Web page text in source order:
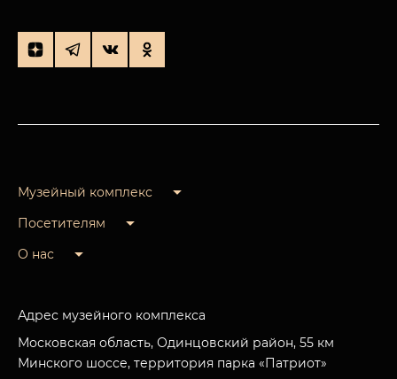
Музейный комплекс
Посетителям
О нас
Адрес музейного комплекса
Московская область, Одинцовский район, 55 км
Минского шоссе, территория парка «Патриот»